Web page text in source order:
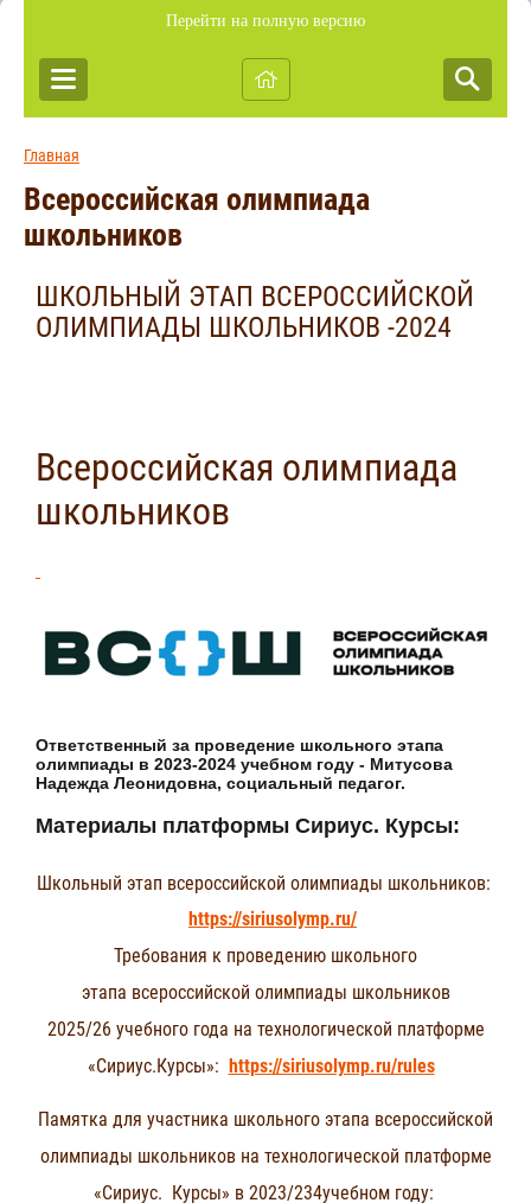
Перейти на полную версию
Главная
Всероссийская олимпиада
школьников
ШКОЛЬНЫЙ ЭТАП ВСЕРОССИЙСКОЙ
ОЛИМПИАДЫ ШКОЛЬНИКОВ -2024
Всероссийская олимпиада
школьников
Ответственный за проведение школьного этапа
олимпиады в 2023-2024 учебном году - Митусова
Надежда Леонидовна, социальный педагог.
Материалы платформы Сириус. Курсы:
Школьный этап всероссийской олимпиады школьников:
https://siriusolymp.ru/
Требования к проведению школьного
этапа всероссийской олимпиады школьников
2025/26 учебного года на технологической платформе
«Сириус.Курсы»:
https://siriusolymp.ru/rules
Памятка для участника школьного этапа всероссийской
олимпиады школьников на технологической платформе
«Сириус. Курсы» в 2023/234учебном году: